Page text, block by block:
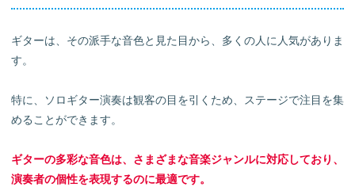
ギターは、その派手な音色と見た目から、多くの人に人気がありま
す。
特に、ソロギター演奏は観客の目を引くため、ステージで注目を集
めることができます。
ギターの多彩な音色は、さまざまな音楽ジャンルに対応しており、
演奏者の個性を表現するのに最適です。